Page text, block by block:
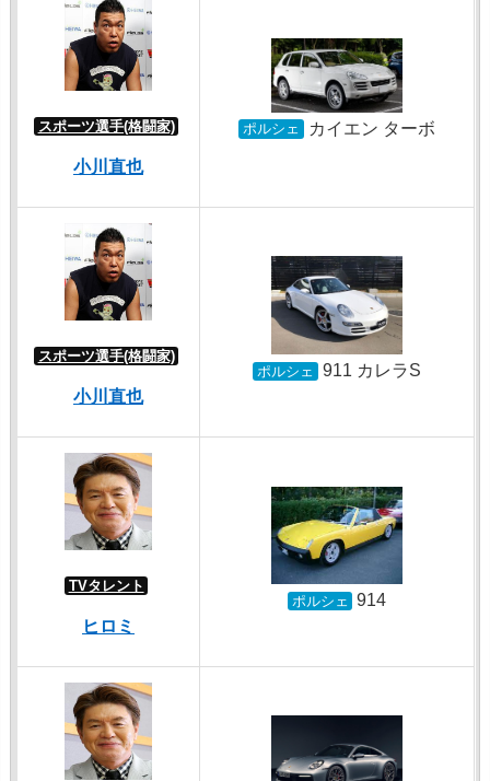
スポーツ選手(格闘家)
小川直也
ポルシェ カイエン ターボ
スポーツ選手(格闘家)
小川直也
ポルシェ 911 カレラS
TVタレント
ヒロミ
ポルシェ 914